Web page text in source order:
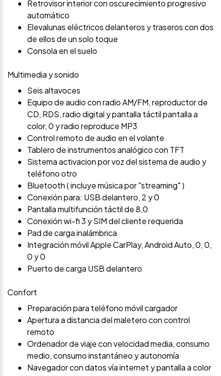
Retrovisor interior con oscurecimiento progresivo
automático
Elevalunas eléctricos delanteros y traseros con dos
de ellos de un solo toque
Consola en el suelo
Multimedia y sonido
Seis altavoces
Equipo de audio con radio AM/FM, reproductor de
CD, RDS, radio digital y pantalla táctil pantalla a
color, 0 y radio reproduce MP3
Control remoto de audio en el volante
Tablero de instrumentos analógico con TFT
Sistema activacion por voz del sistema de audio y
teléfono otro
Bluetooth ( incluye música por "streaming" )
Conexión para: USB delantero, 2 y 0
Pantalla multifunción táctil de 8,0
Conexión wi-fi 3 y SIM del cliente requerida
Pad de carga inalámbrica
Integración móvil Apple CarPlay, Android Auto, 0, 0,
0 y 0
Puerto de carga USB delantero
Confort
Preparación para teléfono móvil cargador
Apertura a distancia del maletero con control
remoto
Ordenador de viaje con velocidad media, consumo
medio, consumo instantáneo y autonomía
Navegador con datos vía internet y pantalla a color